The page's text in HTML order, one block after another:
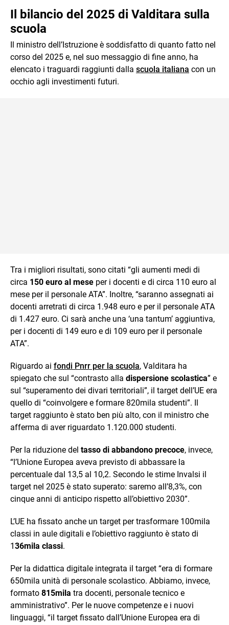
Il bilancio del 2025 di Valditara sulla
scuola
Il ministro dell’Istruzione è soddisfatto di quanto fatto nel
corso del 2025 e, nel suo messaggio di fine anno, ha
elencato i traguardi raggiunti dalla scuola italiana con un
occhio agli investimenti futuri.
Tra i migliori risultati, sono citati “gli aumenti medi di
circa 150 euro al mese per i docenti e di circa 110 euro al
mese per il personale ATA”. Inoltre, “saranno assegnati ai
docenti arretrati di circa 1.948 euro e per il personale ATA
di 1.427 euro. Ci sarà anche una ‘una tantum’ aggiuntiva,
per i docenti di 149 euro e di 109 euro per il personale
ATA”.
Riguardo ai fondi Pnrr per la scuola, Valditara ha
spiegato che sul “contrasto alla dispersione scolastica” e
sul “superamento dei divari territoriali”, il target dell’UE era
quello di “coinvolgere e formare 820mila studenti”. Il
target raggiunto è stato ben più alto, con il ministro che
afferma di aver riguardato 1.120.000 studenti.
Per la riduzione del tasso di abbandono precoce, invece,
“l’Unione Europea aveva previsto di abbassare la
percentuale dal 13,5 al 10,2. Secondo le stime Invalsi il
target nel 2025 è stato superato: saremo all’8,3%, con
cinque anni di anticipo rispetto all’obiettivo 2030”.
L’UE ha fissato anche un target per trasformare 100mila
classi in aule digitali e l’obiettivo raggiunto è stato di
136mila classi.
Per la didattica digitale integrata il target “era di formare
650mila unità di personale scolastico. Abbiamo, invece,
formato 815mila tra docenti, personale tecnico e
amministrativo”. Per le nuove competenze e i nuovi
linguaggi, “il target fissato dall’Unione Europea era di